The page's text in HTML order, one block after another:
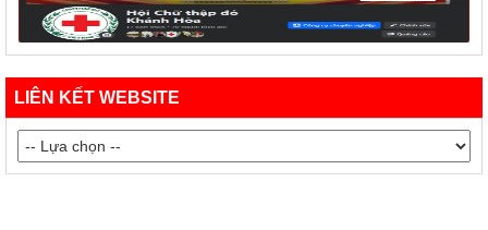
LIÊN KẾT WEBSITE